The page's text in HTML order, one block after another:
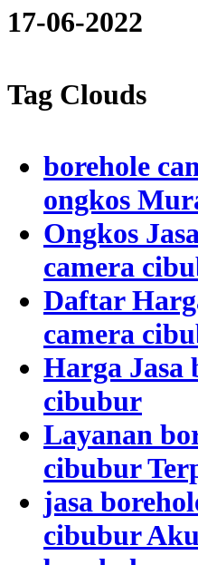
17-06-2022
Tag Clouds
borehole
ongkos
Ongkos
camera
Daftar
camera
Harga Jasa
cibubur
Layanan
cibubur
jasa
cibubur